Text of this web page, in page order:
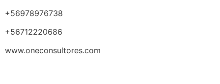
+56978976738
+56712220686
www.oneconsultores.com